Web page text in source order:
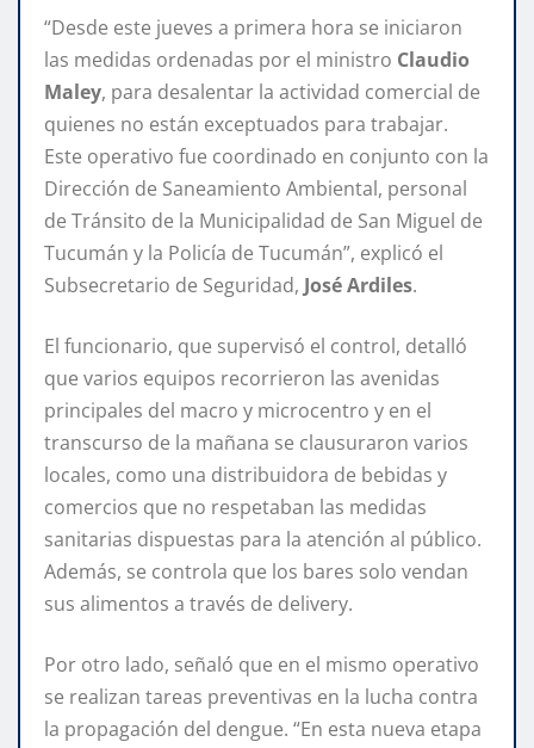
“Desde este jueves a primera hora se iniciaron
las medidas ordenadas por el ministro Claudio
Maley, para desalentar la actividad comercial de
quienes no están exceptuados para trabajar.
Este operativo fue coordinado en conjunto con la
Dirección de Saneamiento Ambiental, personal
de Tránsito de la Municipalidad de San Miguel de
Tucumán y la Policía de Tucumán”, explicó el
Subsecretario de Seguridad, José Ardiles.
El funcionario, que supervisó el control, detalló
que varios equipos recorrieron las avenidas
principales del macro y microcentro y en el
transcurso de la mañana se clausuraron varios
locales, como una distribuidora de bebidas y
comercios que no respetaban las medidas
sanitarias dispuestas para la atención al público.
Además, se controla que los bares solo vendan
sus alimentos a través de delivery.
Por otro lado, señaló que en el mismo operativo
se realizan tareas preventivas en la lucha contra
la propagación del dengue. “En esta nueva etapa